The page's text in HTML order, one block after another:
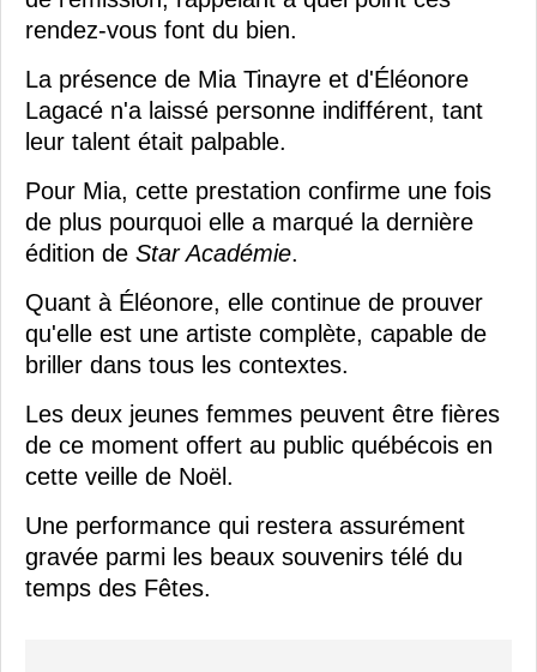
rendez-vous font du bien.
La présence de Mia Tinayre et d'Éléonore
Lagacé n'a laissé personne indifférent, tant
leur talent était palpable.
Pour Mia, cette prestation confirme une fois
de plus pourquoi elle a marqué la dernière
édition de Star Académie.
Quant à Éléonore, elle continue de prouver
qu'elle est une artiste complète, capable de
briller dans tous les contextes.
Les deux jeunes femmes peuvent être fières
de ce moment offert au public québécois en
cette veille de Noël.
Une performance qui restera assurément
gravée parmi les beaux souvenirs télé du
temps des Fêtes.